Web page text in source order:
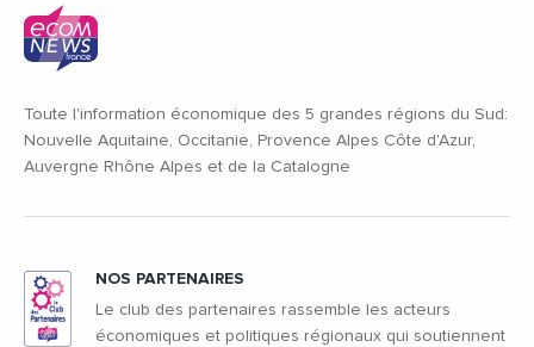
Toute l'information économique des 5 grandes régions du Sud:
Nouvelle Aquitaine, Occitanie, Provence Alpes Côte d'Azur,
Auvergne Rhône Alpes et de la Catalogne
NOS PARTENAIRES
Le club des partenaires rassemble les acteurs
économiques et politiques régionaux qui soutiennent